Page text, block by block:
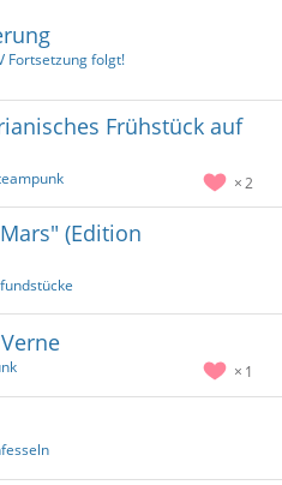
Fortsetzung folgt!
Frühstück auf
2
(Edition
1